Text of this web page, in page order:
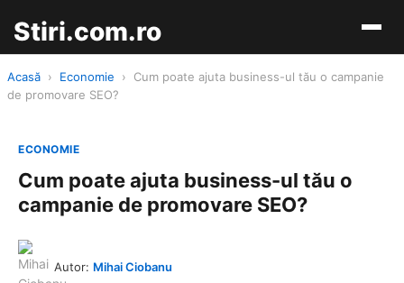
Stiri.com.ro
Acasă › Economie ›
Cum poate ajuta business-ul tău o campanie
de promovare SEO?
ECONOMIE
Cum poate ajuta business-ul tău o
campanie de promovare SEO?
Autor: Mihai Ciobanu